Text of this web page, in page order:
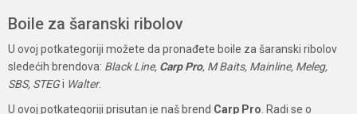
Boile za šaranski ribolov
U ovoj potkategoriji možete da pronađete boile za šaranski ribolov
sledećih brendova: Black Line, Carp Pro, M Baits, Mainline, Meleg,
SBS, STEGi Walter.
U ovoj potkategoriji prisutan je naš brend Carp Pro . Radi se o